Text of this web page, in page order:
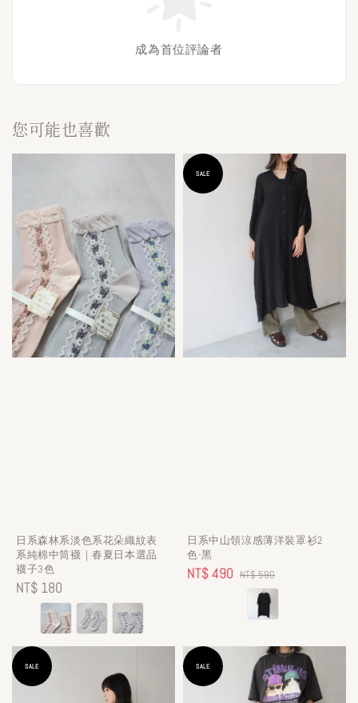
成為首位評論者
您可能也喜歡
日系森林系淡色系花朵織紋表
系純棉中筒襪｜春夏日本選品
襪子3色
Regular
price
NT$ 180
SALE
日系中山領涼感薄洋裝罩衫2
色-黑
Sale
NT$ 490 Regular
price
NT$ 590
SALE SALE